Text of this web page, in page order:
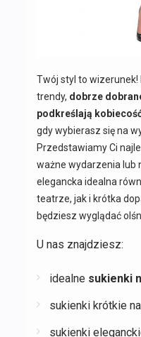
Twój styl to
trendy, dobrze
podkreślają
gdy wybierasz się na
Przedstawiamy Ci
ważne wydarzenia lub
elegancka idealna
teatrze, jak i krótka
będziesz wyglądać
U nas znajdziesz:
idealne sukienki
sukienki krótkie
sukienki